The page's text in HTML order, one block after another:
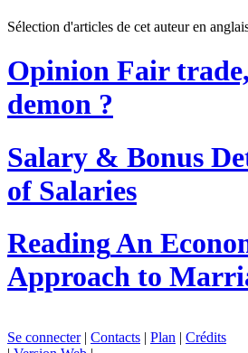
Sélection d'articles de cet auteur en
Opinion Fair
demon ?
Salary & Bonus
of Salaries
ReadingAn
Approach to
Se connecter| Contacts | Plan | Crédits